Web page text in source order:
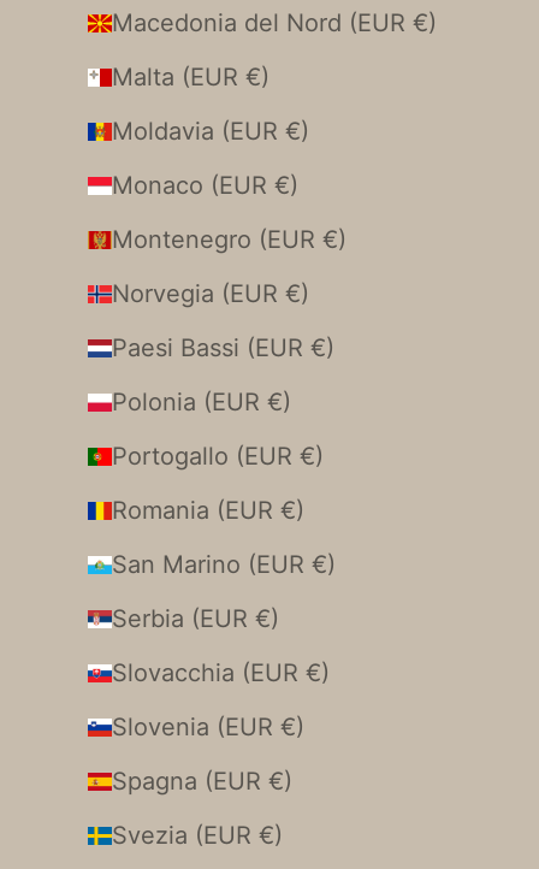
Macedonia del Nord (EUR €)
Malta (EUR €)
Moldavia (EUR €)
Monaco (EUR €)
Montenegro (EUR €)
Norvegia (EUR €)
Paesi Bassi (EUR €)
Polonia (EUR €)
Portogallo (EUR €)
Romania (EUR €)
San Marino (EUR €)
Serbia (EUR €)
Slovacchia (EUR €)
Slovenia (EUR €)
Spagna (EUR €)
Svezia (EUR €)